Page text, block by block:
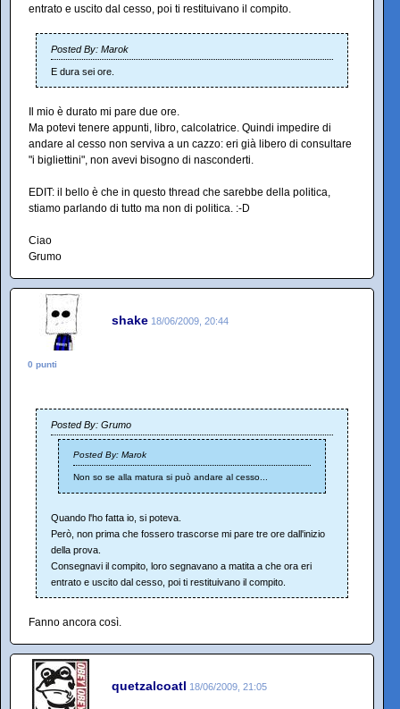
entrato e uscito dal cesso, poi ti restituivano il compito.
Posted By: Marok
E dura sei ore.
Il mio è durato mi pare due ore.
Ma potevi tenere appunti, libro, calcolatrice. Quindi impedire di
andare al cesso non serviva a un cazzo: eri già libero di consultare
"i bigliettini", non avevi bisogno di nasconderti.
EDIT: il bello è che in questo thread che sarebbe della politica,
stiamo parlando di tutto ma non di politica. :-D
Ciao
Grumo
shake 18/06/2009, 20:44
0 punti
Posted By: Grumo
Posted By: Marok
Non so se alla matura si può andare al cesso...
Quando l'ho fatta io, si poteva.
Però, non prima che fossero trascorse mi pare tre ore dall'inizio
della prova.
Consegnavi il compito, loro segnavano a matita a che ora eri
entrato e uscito dal cesso, poi ti restituivano il compito.
Fanno ancora così.
quetzalcoatl 18/06/2009, 21:05